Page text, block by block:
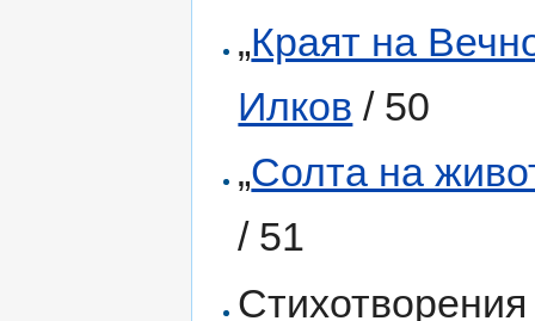
„Краят на
Илков / 50
„Солта на
/ 51